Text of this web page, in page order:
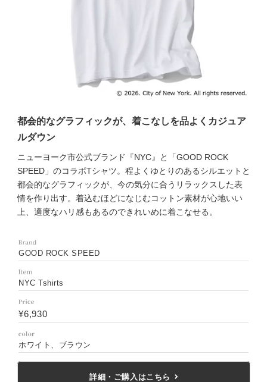
都会的なグラフィックが、着こなしを品よくカジュア
ルダウン
ニューヨーク市公式ブランド『NYC』と「GOOD ROCK
SPEED」のコラボTシャツ。程よくゆとりのあるシルエットと
都会的なグラフィックが、今の気分に合うリラックスした表
情を作り出す。着込むほどになじむコットン素材が心地いい
上、適度なハリ感もあるのできれいめに着こなせる。
GOOD ROCK SPEED
NYC Tshirts
¥6,930
ホワイト、ブラウン
詳細・ご購入はこちら